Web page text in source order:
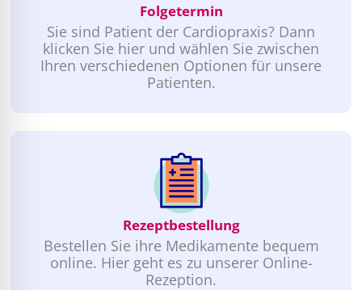
Folgetermin
Sie sind Patient der Cardiopraxis? Dann
klicken Sie hier und wählen Sie zwischen
Ihren verschiedenen Optionen für unsere
Patienten.
Rezeptbestellung
Bestellen Sie ihre Medikamente bequem
online. Hier geht es zu unserer Online-
Rezeption.